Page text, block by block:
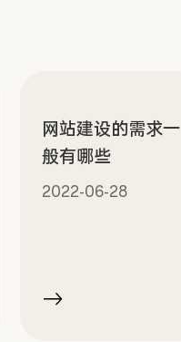
网站建设的需求一
般有哪些
2022-06-28